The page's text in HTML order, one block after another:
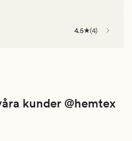
4.5 (4)
kunder @hemtex